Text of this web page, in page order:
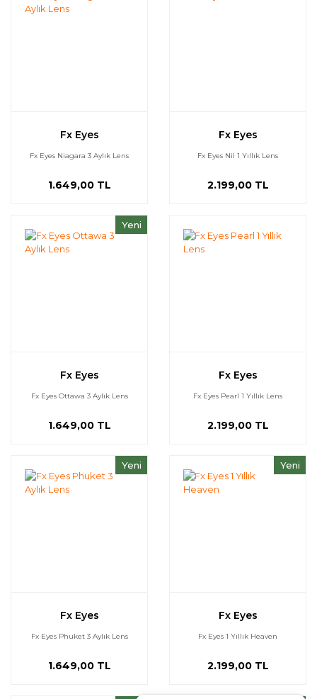
Fx Eyes
Fx Eyes Niagara 3 Aylık Lens
1.649,00 TL
Fx Eyes
Fx Eyes Nil 1 Yıllık Lens
2.199,00 TL
Yeni
Fx Eyes
Fx Eyes Ottawa 3 Aylık Lens
1.649,00 TL
Fx Eyes
Fx Eyes Pearl 1 Yıllık Lens
2.199,00 TL
Yeni
Fx Eyes
Fx Eyes Phuket 3 Aylık Lens
1.649,00 TL
Yeni
Fx Eyes
Fx Eyes 1 Yıllık Heaven
2.199,00 TL